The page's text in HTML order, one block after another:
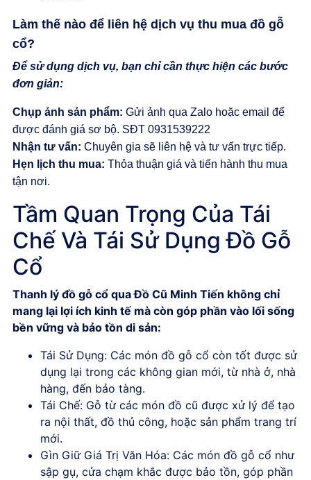
Làm thế nào để liên hệ dịch vụ thu mua đồ gỗ
cổ?
Để sử dụng dịch vụ, bạn chỉ cần thực hiện các bước
đơn giản:
Chụp ảnh sản phẩm: Gửi ảnh qua Zalo hoặc email để
được đánh giá sơ bộ. SĐT 0931539222
Nhận tư vấn: Chuyên gia sẽ liên hệ và tư vấn trực tiếp.
Hẹn lịch thu mua: Thỏa thuận giá và tiến hành thu mua
tận nơi.
Tầm Quan Trọng Của Tái
Chế Và Tái Sử Dụng Đồ Gỗ
Cổ
Thanh lý đồ gỗ cổ quaĐồ Cũ Minh Tiến không chỉ
mang lại lợi ích kinh tế mà còn góp phần vào lối sống
bền vững và bảo tồn di sản:
Tái Sử Dụng: Các món đồ gỗ cổ còn tốt được sử
dụng lại trong các không gian mới, từ nhà ở, nhà
hàng, đến bảo tàng.
Tái Chế: Gỗ từ các món đồ cũ được xử lý để tạo
ra nội thất, đồ thủ công, hoặc sản phẩm trang trí
mới.
Gìn Giữ Giá Trị Văn Hóa: Các món đồ gỗ cổ như
sập gụ, cửa chạm khắc được bảo tồn, góp phần